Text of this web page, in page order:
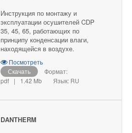
Инструкция по монтажу и
эксплуатации осушителей CDP
35, 45, 65, работающих по
принципу конденсации влаги,
находящейся в воздухе.
Посмотреть
Скачать
Формат:
pdf
| 1.42 Mb Язык: RU
DANTHERM